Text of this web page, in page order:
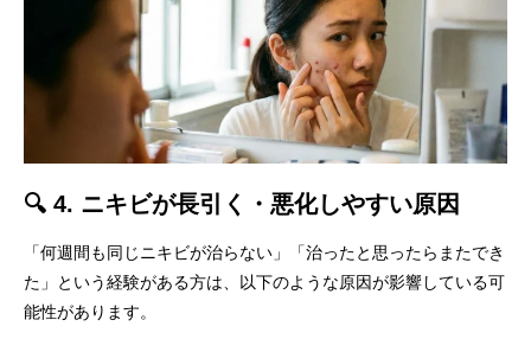
🔍 4. ニキビが長引く・悪化しやすい原因
「何週間も同じニキビが治らない」「治ったと思ったらまたでき
た」という経験がある方は、以下のような原因が影響している可
能性があります。